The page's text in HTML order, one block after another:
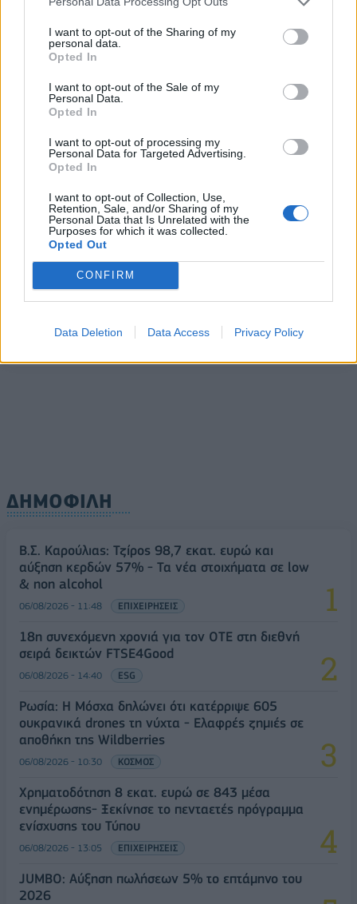
I want to opt-out of the Sharing of my
personal data.
Opted In
I want to opt-out of the Sale of my
Personal Data.
Opted In
I want to opt-out of processing my
Personal Data for Targeted Advertising.
Opted In
I want to opt-out of Collection, Use,
Retention, Sale, and/or Sharing of my
Personal Data that Is Unrelated with the
Purposes for which it was collected.
Opted Out
CONFIRM
Data Deletion Data Access Privacy Policy
Άνοδος του πετρελαίου μετά τις απειλές του Ιράν
για τα Στενά του Ορμούζ
Χρηματιστήριο: Πτώση κατά 0,59%, στα 320,42
εκατ. ευρώ ο τζίρος
06/08/2026 - 18:10 ΟΙΚΟΝΟΜΙΑ
ΟΠΕΚΑ: Αύριο η δεύτερη πληρωμή των δικαιούχων
06/08/2026 - 17:40 ΟΙΚΟΝΟΜΙΑ
Κυβερνητική Επιτροπή Βιομηχανίας- Κ. Μητσοτάκης:
Στρατηγική προτεραιότητα η ενίσχυση της
βιομηχανίας
ΟΛΕΣ ΟΙ ΕΙΔΗΣΕΙΣ
ΔΗΜΟΦΙΛΗ
Β.Σ. Καρούλιας: Τζίρος 98,7 εκατ. ευρώ και
αύξηση κερδών 57% - Τα νέα στοιχήματα σε low
& non alcohol
06/08/2026 - 11:48 ΕΠΙΧΕΙΡΗΣΕΙΣ
18η συνεχόμενη χρονιά για τον ΟΤΕ στη διεθνή
σειρά δεικτών FTSE4Good
06/08/2026 - 14:40 ESG
Ρωσία: Η Μόσχα δηλώνει ότι κατέρριψε 605
ουκρανικά drones τη νύχτα - Ελαφρές ζημιές σε
αποθήκη της Wildberries
06/08/2026 - 10:30 ΚΟΣΜΟΣ
Χρηματοδότηση 8 εκατ. ευρώ σε 843 μέσα
ενημέρωσης- Ξεκίνησε το πενταετές πρόγραμμα
ενίσχυσης του Τύπου
06/08/2026 - 13:05 ΕΠΙΧΕΙΡΗΣΕΙΣ
JUMBO: Αύξηση πωλήσεων 5% το επτάμηνο του
2026